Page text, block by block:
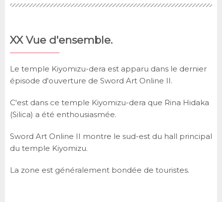
XX Vue d'ensemble.
Le temple Kiyomizu-dera est apparu dans le dernier
épisode d'ouverture de Sword Art Online II.
C'est dans ce temple Kiyomizu-dera que Rina Hidaka
(Silica) a été enthousiasmée.
Sword Art Online II montre le sud-est du hall principal
du temple Kiyomizu.
La zone est généralement bondée de touristes.